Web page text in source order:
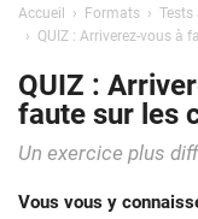
Accueil Formats
Tests
QUIZ : Arriverez-vous à
QUIZ :
faute sur les
Un exercice plus
Vous vous y